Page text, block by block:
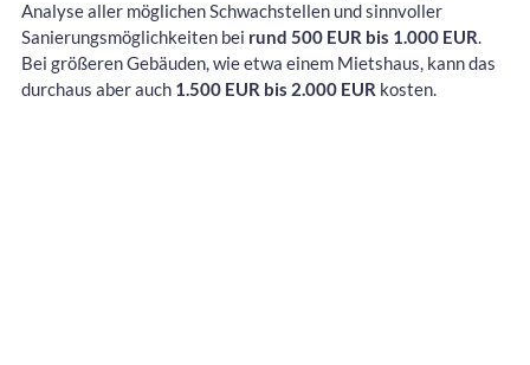
Analyse aller möglichen Schwachstellen und sinnvoller
Sanierungsmöglichkeiten bei rund 500 EUR bis 1.000 EUR.
Bei größeren Gebäuden, wie etwa einem Mietshaus, kann das
durchaus aber auch 1.500 EUR bis 2.000 EUR kosten.